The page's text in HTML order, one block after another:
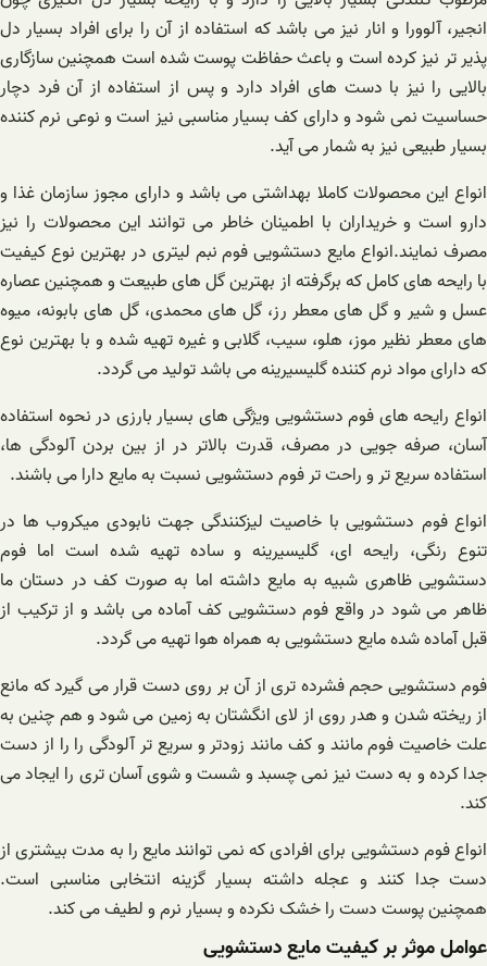
انجیر، آلوورا و انار نیز می باشد که استفاده از آن را برای افراد بسیار دل
پذیر تر نیز کرده است و باعث حفاظت پوست شده است همچنین سازگاری
بالایی را نیز با دست های افراد دارد و پس از استفاده از آن فرد دچار
حساسیت نمی شود و دارای کف بسیار مناسبی نیز است و نوعی نرم کننده
بسیار طبیعی نیز به شمار می آید.
انواع این محصولات کاملا بهداشتی می باشد و دارای مجوز سازمان غذا و
دارو است و خریداران با اطمینان خاطر می توانند این محصولات را نیز
مصرف نمایند.انواع مایع دستشویی فوم نبم لیتری در بهترین نوع کیفیت
با رایحه های کامل که برگرفته از بهترین گل های طبیعت و همچنین عصاره
عسل و شیر و گل های معطر رز، گل های محمدی، گل های بابونه، میوه
های معطر نظیر موز، هلو، سیب، گلابی و غیره تهیه شده و با بهترین نوع
که دارای مواد نرم کننده گلیسیرینه می باشد تولید می گردد.
انواع رایحه های فوم دستشویی ویژگی های بسیار بارزی در نحوه استفاده
آسان، صرفه جویی در مصرف، قدرت بالاتر در از بین بردن آلودگی ها،
استفاده سریع تر و راحت تر فوم دستشویی نسبت به مایع دارا می باشند.
انواع فوم دستشویی با خاصیت لیزکنندگی جهت نابودی میکروب ها در
تنوع رنگی، رایحه ای، گلیسیرینه و ساده تهیه شده است اما فوم
دستشویی ظاهری شبیه به مایع داشته اما به صورت کف در دستان ما
ظاهر می شود در واقع فوم دستشویی کف آماده می باشد و از ترکیب از
قبل آماده شده مایع دستشویی به همراه هوا تهیه می گردد.
فوم دستشویی حجم فشرده تری از آن بر روی دست قرار می گیرد که مانع
از ریخته شدن و هدر روی از لای انگشتان به زمین می شود و هم چنین به
علت خاصیت فوم مانند و کف مانند زودتر و سریع تر آلودگی را را از دست
جدا کرده و به دست نیز نمی چسبد و شست و شوی آسان تری را ایجاد می
کند.
انواع فوم دستشویی برای افرادی که نمی توانند مایع را به مدت بیشتری از
دست جدا کنند و عجله داشته بسیار گزینه انتخابی مناسبی است.
همچنین پوست دست را خشک نکرده و بسیار نرم و لطیف می کند.
عوامل موثر بر کیفیت مایع دستشویی